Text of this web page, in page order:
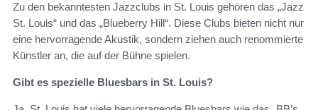
Zu den bekanntesten Jazzclubs in St. Louis gehören das „Jazz
St. Louis“ und das „Blueberry Hill“. Diese Clubs bieten nicht nur
eine hervorragende Akustik, sondern ziehen auch renommierte
Künstler an, die auf der Bühne spielen.
Gibt es spezielle Bluesbars in St. Louis?